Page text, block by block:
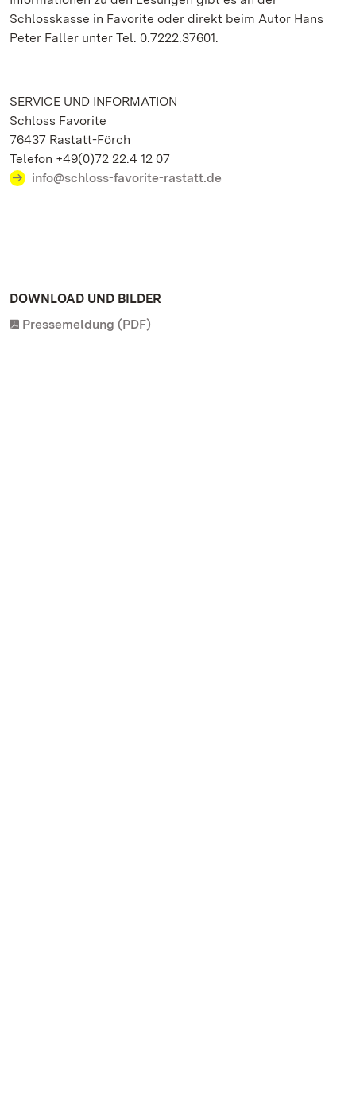
Schlosskasse in Favorite oder direkt beim Autor Hans
Peter Faller unter Tel. 0.7222.37601.
SERVICE UND INFORMATION
Schloss Favorite
76437 Rastatt-Förch
Telefon +49(0)72 22.4 12 07
info@schloss-favorite-rastatt.de
DOWNLOAD UND BILDER
Pressemeldung (PDF)